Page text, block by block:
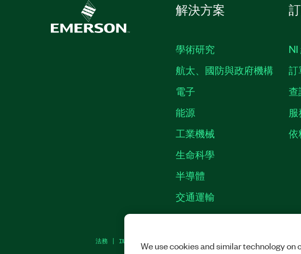
解決方案
學術研究
航太、國防與政府機構
電子
能源
工業機械
生命科學
半導體
交通運輸
訂
查
依
法務 | IMPRINTWe use cookies and similar technology on